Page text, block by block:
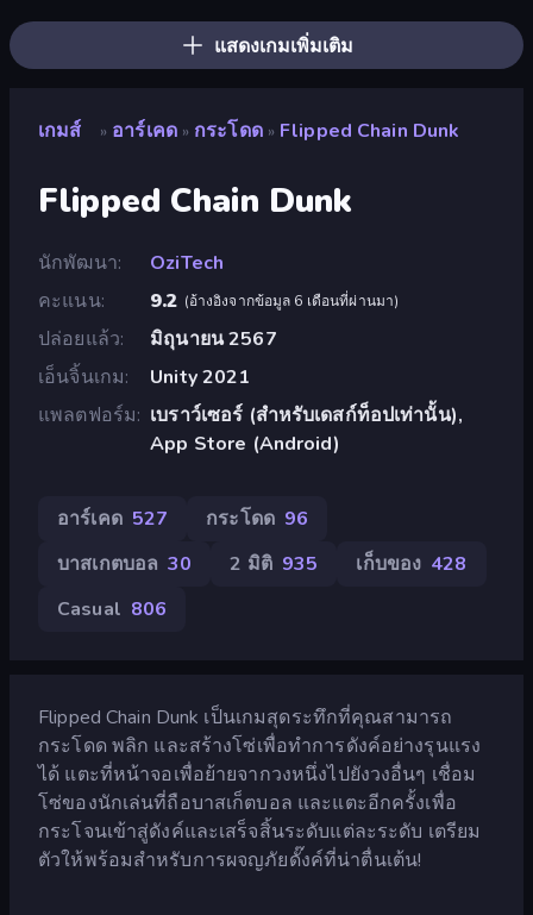
แสดงเกมเพิ่มเติม
เกมส์ » อาร์เคด » กระโดด » Flipped Chain Dunk
Flipped Chain Dunk
นักพัฒนา
OziTech
คะแนน
9.2 (อ้างอิงจากข้อมูล 6 เดือนที่ผ่านมา)
ปล่อยแล้ว
มิถุนายน 2567
เอ็นจิ้นเกม
Unity 2021
แพลตฟอร์ม
เบราว์เซอร์ (สำหรับเดสก์ท็อปเท่านั้น),
App Store (Android)
อาร์เคด 527 กระโดด 96
บาสเกตบอล 30 2 มิติ 935 เก็บของ 428
Casual 806
Flipped Chain Dunk เป็นเกมสุดระทึกที่คุณสามารถ
กระโดด พลิก และสร้างโซ่เพื่อทำการดังค์อย่างรุนแรง
ได้ แตะที่หน้าจอเพื่อย้ายจากวงหนึ่งไปยังวงอื่นๆ เชื่อม
โซ่ของนักเล่นที่ถือบาสเก็ตบอล และแตะอีกครั้งเพื่อ
กระโจนเข้าสู่ดังค์และเสร็จสิ้นระดับแต่ละระดับ เตรียม
ตัวให้พร้อมสำหรับการผจญภัยดั๊งค์ที่น่าตื่นเต้น!